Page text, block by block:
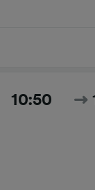
10:50